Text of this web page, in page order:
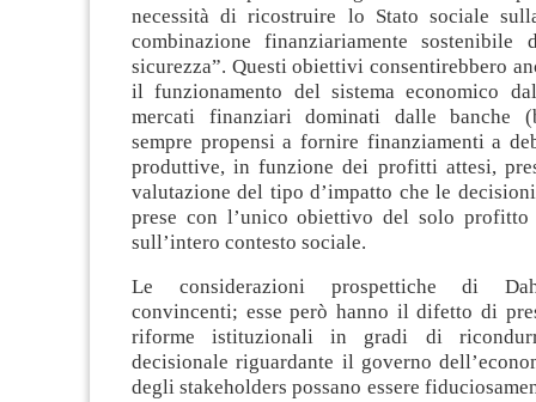
necessità di ricostruire lo Stato sociale
combinazione finanziariamente
sicurezza”. Questi obiettivi consentirebbero
il funzionamento del sistema economico
mercati finanziari dominati dalle banche
sempre propensi a fornire finanziamenti a
produttive, in funzione dei profitti attesi,
valutazione del tipo d’impatto che le
prese con l’unico obiettivo del solo profitto
sull’intero contesto sociale.
Le considerazioni prospettiche di
convincenti; esse però hanno il difetto di
riforme istituzionali in gradi di
decisionale riguardante il governo
degli stakeholders possano essere